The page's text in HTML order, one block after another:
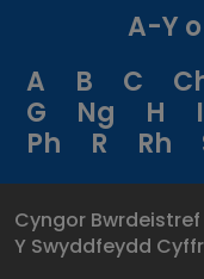
A-Y
A
B C
G
Ng H I
Ph
R Rh
Cyngor
Y Swyddfeydd